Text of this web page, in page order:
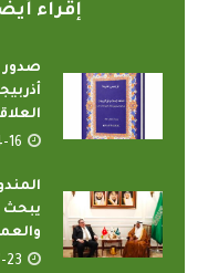
إقراء
صدور
16
يبحث
23